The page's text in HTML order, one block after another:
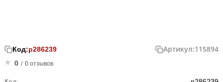
Код:р286239 Артикул:115894
0 / 0 отзывов